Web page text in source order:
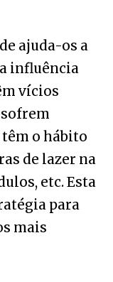
ajuda-os a
influência
vícios
o hábito
de lazer na
etc. Esta
para
mais